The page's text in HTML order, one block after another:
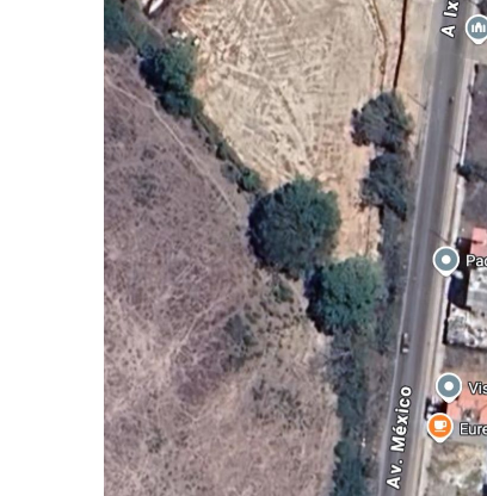
Infecciones
SIOP Moderniza La
Van Por La
Estados Unidos
Buscan A Wilber
Melissa Madero
Washington
Avanza Plan Para
Nuevas Concesiones
Mueren Cuatro
Bruno Blancas Lleva
Liberan 180 Crías De
Puerto Vallarta
Ofrecerán Asesoría
Juan Solís E Iris